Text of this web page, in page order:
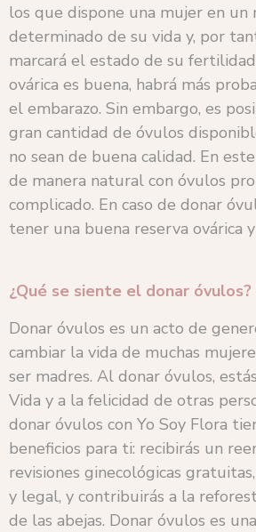
los que dispone una mujer en un
determinado de su vida y, por
marcará el estado de su
ovárica es buena, habrá más
el embarazo. Sin embargo, es
gran cantidad de óvulos
no sean de buena calidad. En
de manera natural con óvulos
complicado. En caso de donar
tener una buena reserva ovárica
¿Qué se siente el donar óvulos?
Donar óvulos es un acto de
cambiar la vida de muchas
ser madres. Al donar óvulos,
Vida y a la felicidad de otras
donar óvulos con Yo Soy Flora
beneficios para ti: recibirás un
revisiones ginecológicas
y legal, y contribuirás a la
de las abejas. Donar óvulos es